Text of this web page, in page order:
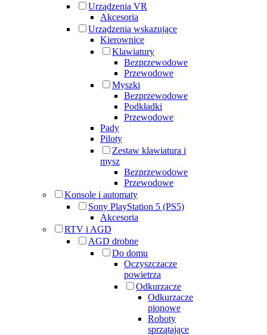
Urządzenia VR
Akcesoria
Urządzenia wskazujące
Kierownice
Klawiatury
Bezprzewodowe
Przewodowe
Myszki
Bezprzewodowe
Podkładki
Przewodowe
Pady
Piloty
Zestaw klawiatura i
mysz
Bezprzewodowe
Przewodowe
Konsole i automaty
Sony PlayStation 5 (PS5)
Akcesoria
RTV i AGD
AGD drobne
Do domu
Oczyszczacze
powietrza
Odkurzacze
Odkurzacze
pionowe
Roboty
sprzątające